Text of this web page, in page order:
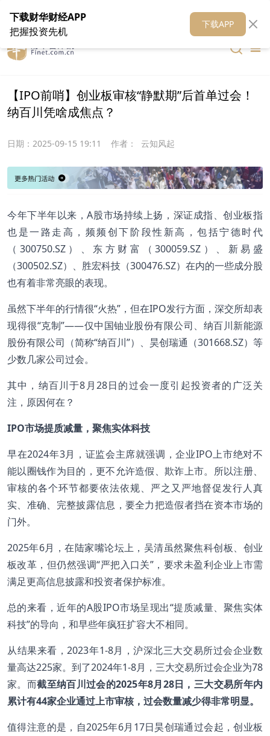
在线客服 关于我们 财华媒体矩阵 财华智库
【IPO前哨】创业板审核“静默期”后首单过会！
纳百川凭啥成焦点？
日期： 2025-09-15 19:11 作者： 云知风起
今年下半年以来，A股市场持续上扬，深证成指、创业板指
也是一路走高，频频创下阶段性新高，包括宁德时代
（300750.SZ）、东方财富（300059.SZ）、新易盛
（300502.SZ）、胜宏科技（300476.SZ）在内的一些成分股
也有着非常亮眼的表现。
虽然下半年的行情很“火热”，但在IPO发行方面，深交所却表
现得很“克制”——仅中国铀业股份有限公司、纳百川新能源
股份有限公司（简称“纳百川”）、昊创瑞通（301668.SZ）等
少数几家公司过会。
其中，纳百川于8月28日的过会一度引起投资者的广泛关
注，原因何在？
IPO市场提质减量，聚焦实体科技
早在2024年3月，证监会主席就强调，企业IPO上市绝对不
能以圈钱作为目的，更不允许造假、欺诈上市。所以注册、
审核的各个环节都要依法依规、严之又严地督促发行人真
实、准确、完整披露信息，要全力把造假者挡在资本市场的
门外。
2025年6月，在陆家嘴论坛上，吴清虽然聚焦科创板、创业
板改革，但仍然强调“严把入口关”，要求未盈利企业上市需
满足更高信息披露和投资者保护标准。
总的来看，近年的A股IPO市场呈现出“提质减量、聚焦实体
科技”的导向，和早些年疯狂扩容大不相同。
从结果来看，2023年1-8月，沪深北三大交易所过会企业数
量高达225家。到了2024年1-8月，三大交易所过会企业为78
家。而截至纳百川过会的2025年8月28日，三大交易所年内
累计有44家企业通过上市审核，过会数量减少得非常明显。
值得注意的是，自2025年6月17日昊创瑞通过会起，创业板
下载财华财经APP
把握投资先机
下载APP